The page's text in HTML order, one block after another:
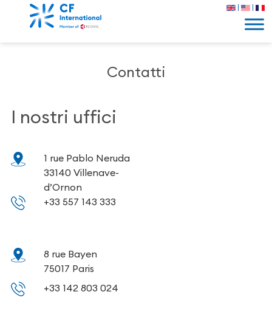
Contatti
I nostri uffici
1 rue Pablo Neruda
33140 Villenave-
d’Ornon
+33 557 143 333
8 rue Bayen
75017 Paris
+33 142 803 024